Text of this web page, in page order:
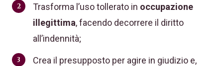
Trasforma l’uso tollerato in occupazione
illegittima, facendo decorrere il diritto
all’indennità;
Crea il presupposto per agire in giudizio e,